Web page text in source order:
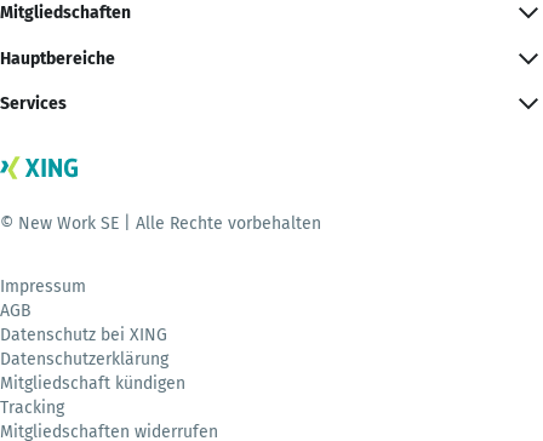
Mitgliedschaften
Hauptbereiche
Services
© New Work SE | Alle Rechte vorbehalten
Impressum
AGB
Datenschutz bei XING
Datenschutzerklärung
Mitgliedschaft kündigen
Tracking
Mitgliedschaften widerrufen